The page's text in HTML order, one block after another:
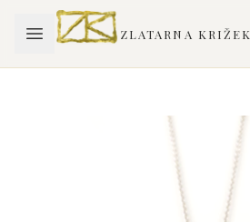
ZLATARNA KRIŽEK